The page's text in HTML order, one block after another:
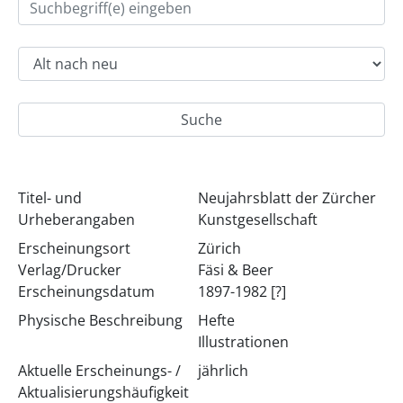
Titel- und
Urheberangaben
Neujahrsblatt der Zürcher
Kunstgesellschaft
Erscheinungsort
Verlag/Drucker
Erscheinungsdatum
Zürich
Fäsi & Beer
1897-1982 [?]
Physische Beschreibung
Hefte
Illustrationen
Aktuelle Erscheinungs- /
Aktualisierungshäufigkeit
jährlich